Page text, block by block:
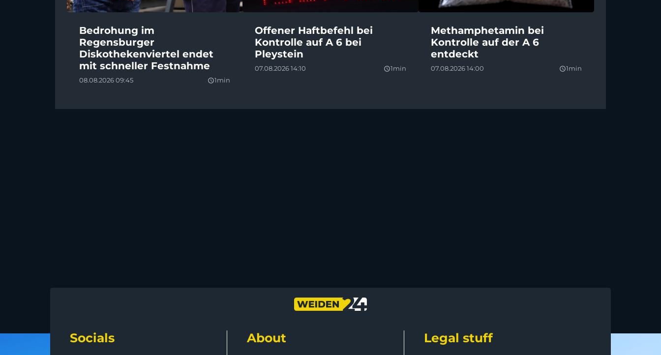
Bedrohung im
Regensburger
Diskothekenviertel endet
mit schneller Festnahme
08.08.2026 09:45 query_builder1min
Offener Haftbefehl bei
Kontrolle auf A 6 bei
Pleystein
07.08.2026 14:10 query_builder1min
Methamphetamin bei
Kontrolle auf der A 6
entdeckt
07.08.2026 14:00 query_builder1min
Socials About Legal stuff